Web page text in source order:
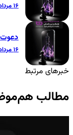
۱۶ مرداد ۱۴۰۵
دعوت از آقای
۱۶ مرداد ۱۴۰۵
خبرهای مرتبط
مطالب